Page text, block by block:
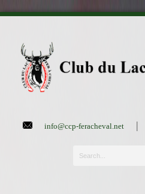
info@ccp-feracheval.net|